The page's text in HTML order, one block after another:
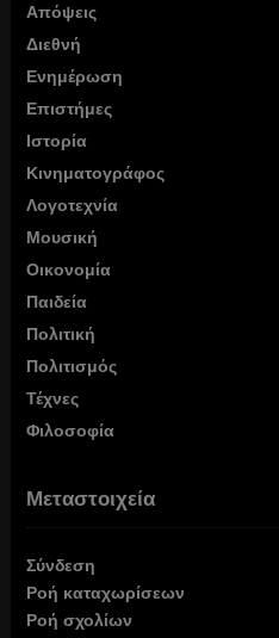
Απόψεις
Διεθνή
Ενημέρωση
Επιστήμες
Ιστορία
Κινηματογράφος
Λογοτεχνία
Μουσική
Οικονομία
Παιδεία
Πολιτική
Πολιτισμός
Τέχνες
Φιλοσοφία
Μεταστοιχεία
Σύνδεση
Ροή καταχωρίσεων
Ροή σχολίων